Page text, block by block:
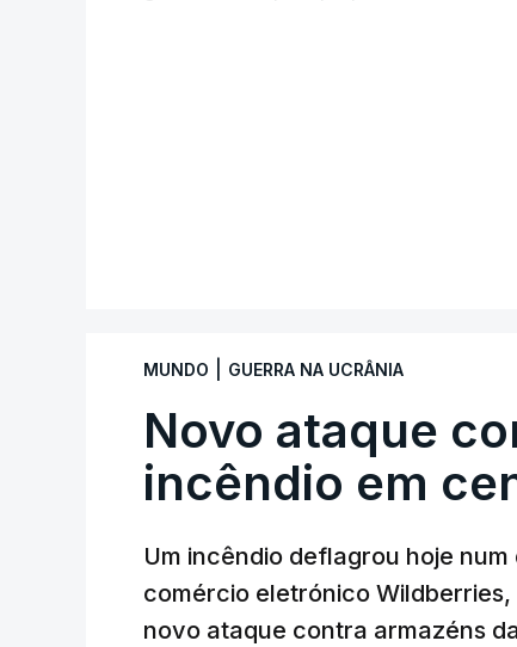
MUNDO GUERRA NA UCRÂNIA
Novo ataque
incêndio em
Um incêndio deflagrou hoje
comércio eletrónico Wildberries,
novo ataque contra armazéns